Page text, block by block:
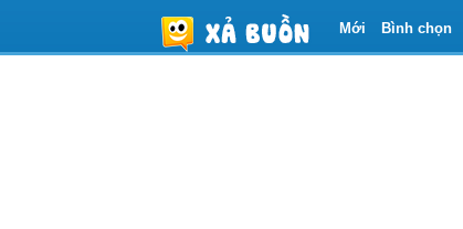
Mới Bình chọn